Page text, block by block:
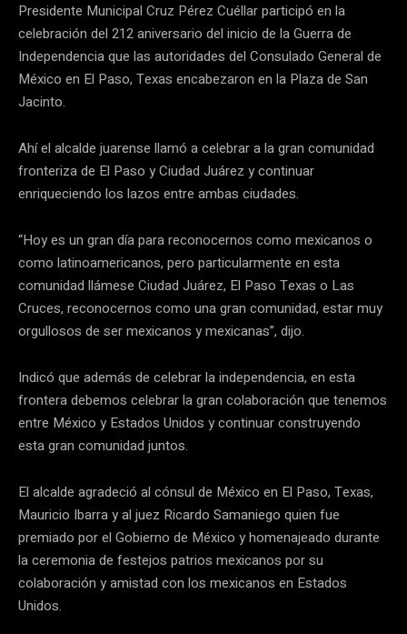
Presidente Municipal Cruz Pérez Cuéllar participó en la
celebración del 212 aniversario del inicio de la Guerra de
Independencia que las autoridades del Consulado General de
México en El Paso, Texas encabezaron en la Plaza de San
Jacinto.
Ahí el alcalde juarense llamó a celebrar a la gran comunidad
fronteriza de El Paso y Ciudad Juárez y continuar
enriqueciendo los lazos entre ambas ciudades.
“Hoy es un gran día para reconocernos como mexicanos o
como latinoamericanos, pero particularmente en esta
comunidad llámese Ciudad Juárez, El Paso Texas o Las
Cruces, reconocernos como una gran comunidad, estar muy
orgullosos de ser mexicanos y mexicanas”, dijo.
Indicó que además de celebrar la independencia, en esta
frontera debemos celebrar la gran colaboración que tenemos
entre México y Estados Unidos y continuar construyendo
esta gran comunidad juntos.
El alcalde agradeció al cónsul de México en El Paso, Texas,
Mauricio Ibarra y al juez Ricardo Samaniego quien fue
premiado por el Gobierno de México y homenajeado durante
la ceremonia de festejos patrios mexicanos por su
colaboración y amistad con los mexicanos en Estados
Unidos.